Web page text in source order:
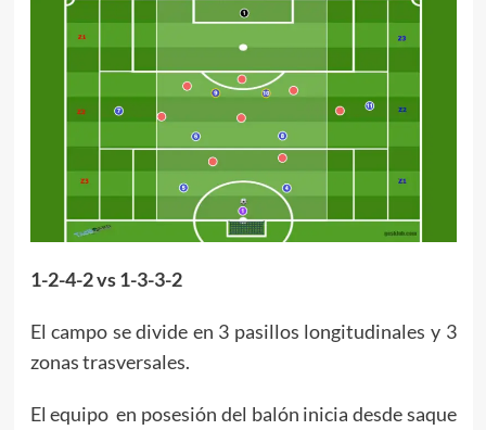
1-2-4-2vs 1-3-3-2
El campo se divide en 3 pasillos longitudinales y 3
zonas trasversales.
El equipo en posesión del balón inicia desde saque